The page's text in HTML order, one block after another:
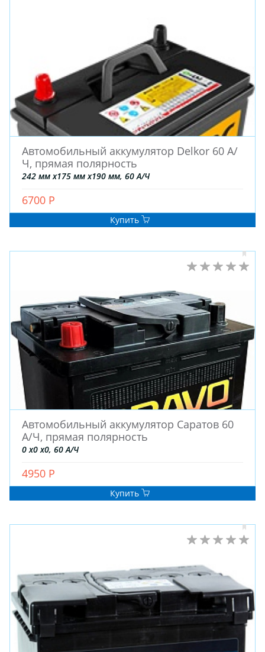
ДЛЯ ГРУЗОВЫХ АВТО
ДЛЯ ГРУЗОВЫХ АВТО
ДЛЯ ЛЕГКОВЫХ АВТО
ДИСКИ
АККУМУЛЯТОРЫ
Автомобильный аккумулятор Delkor 60 А/
Ч, прямая полярность
242 мм x175 мм x190 мм, 60 А/Ч
6700 Р
Купить
Автомобильный аккумулятор Саратов 60
А/Ч, прямая полярность
0 x0 x0, 60 А/Ч
4950 Р
Купить